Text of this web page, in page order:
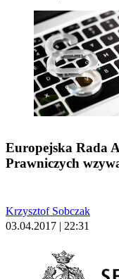
Europejska Rada
Prawniczych
Krzysztof Sobczak
03.04.2017 | 22:31